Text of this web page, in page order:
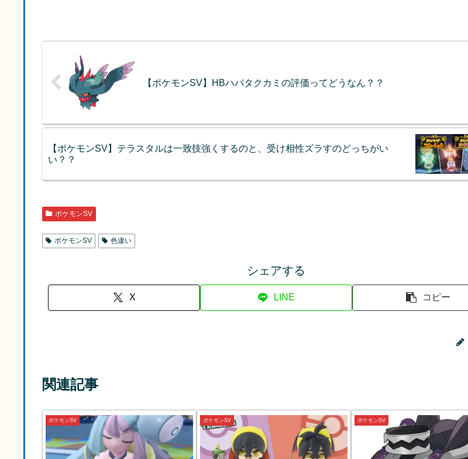
【ポケモンSV】HBハバタクカミの評価ってどうなん？？
【ポケモンSV】テラスタルは一致技強くするのと、受け相性ズラすのどっちがい
い？？
ポケモンSV
ポケモンSV 色違い
シェアする
X LINE コピー
関連記事
ポケモンSV ポケモンSV ポケモンSV